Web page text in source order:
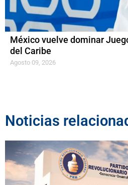
México vuelve dominar
del Caribe
Agosto 09, 2026
Noticias